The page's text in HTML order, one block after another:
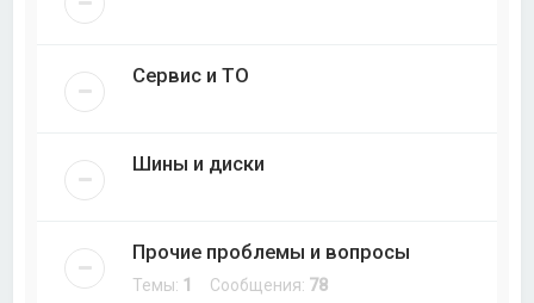
Сервис и ТО
Шины и диски
Прочие проблемы и вопросы
Темы: 1 Сообщения: 78